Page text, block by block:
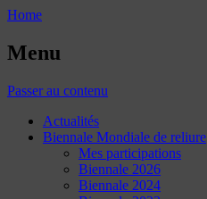
Home
Menu
Passer au contenu
Actualités
Biennale Mondiale de reliure
Mes participations
Biennale 2026
Biennale 2024